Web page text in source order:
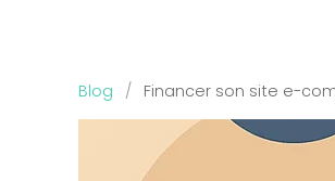
Blog / Financer son site e-